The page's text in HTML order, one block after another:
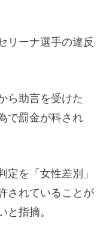
リーナ選手の違反
ら助言を受けた
で罰金が科され
定を「女性差別」
されていることが
指摘。